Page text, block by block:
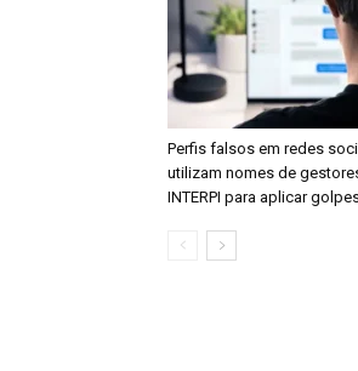
Perfis falsos em redes
utilizam nomes de
INTERPI para aplicar